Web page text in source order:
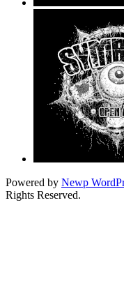
Powered by Newp
Rights Reserved.